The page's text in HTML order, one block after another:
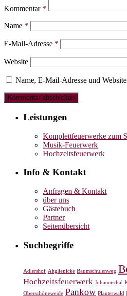
Kommentar *
Name *
E-Mail-Adresse *
Website
Name, E-Mail-Adresse und
Leistungen
Komplettfeuerwerke zum
Musik-Feuerwerk
Hochzeitsfeuerwerk
Info & Kontakt
Anfragen & Kontakt
über uns
Gästebuch
Partner
Seitenübersicht
Suchbegriffe
Adlershof Altglienicke Baumschulenweg
Hochzeitsfeuerwerk Johannisthal
Oberschöneweide Pankow Plänterwald